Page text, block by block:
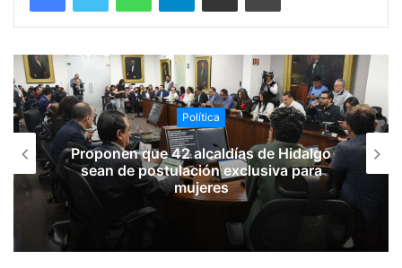
Política
Proponen que 42 alcaldías de Hidalgo
sean de postulación exclusiva para
mujeres